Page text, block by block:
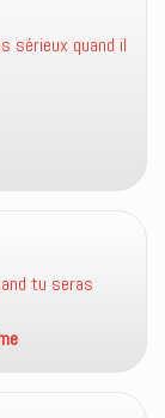
sérieux quand il
tu seras